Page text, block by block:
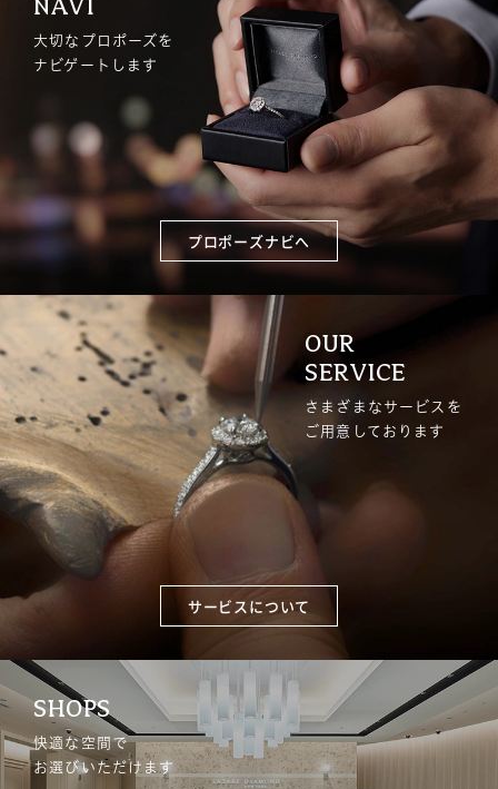
NAVI
大切なプロポーズを
ナビゲートします
プロポーズナビへ
OUR
SERVICE
さまざまなサービスを
ご用意しております
サービスについて
SHOPS
快適な空間で
お選びいただけます